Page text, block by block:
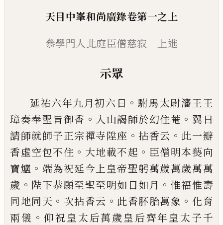
天目中峯和尚廣錄卷第一之上
叅學門人北庭臣僧慈寂 上進
示眾
延祐六年九月初六日 。駙馬太尉瀋王王
璋奏奉聖旨御香 。 入山謁師於幻住菴 。 翼日
請師就師子正宗禪寺陞座 。拈香云 。 此一瓣
香虛空包不住 。 大地載不起 。 臣僧明本𤑔向
寶爐 。 端為祝延今上皇帝聖躬萬歲萬歲萬萬
歲 。 陛下恭願至聖至明如日如月 。 惟福惟壽
同地同天 。 次拈香云 。 此香肧胎萬象 。化育
兩儀 。仰祝皇太后萬歲皇后齊年皇太子千